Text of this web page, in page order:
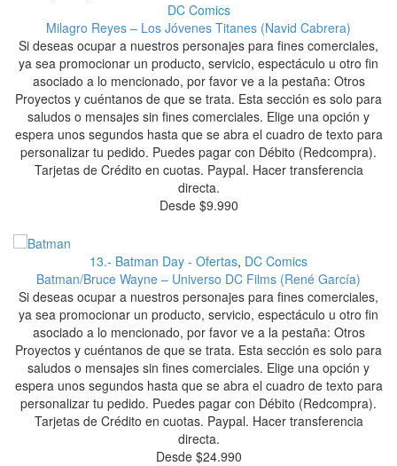
DC Comics
Milagro Reyes – Los Jóvenes Titanes (Navid Cabrera)
Si deseas ocupar a nuestros personajes para fines comerciales,
ya sea promocionar un producto, servicio, espectáculo u otro fin
asociado a lo mencionado, por favor ve a la pestaña: Otros
Proyectos y cuéntanos de que se trata. Esta sección es solo para
saludos o mensajes sin fines comerciales. Elige una opción y
espera unos segundos hasta que se abra el cuadro de texto para
personalizar tu pedido. Puedes pagar con Débito (Redcompra).
Tarjetas de Crédito en cuotas. Paypal. Hacer transferencia
directa.
Desde $9.990
13.- Batman Day - Ofertas, DC Comics
Batman/Bruce Wayne – Universo DC Films (René García)
Si deseas ocupar a nuestros personajes para fines comerciales,
ya sea promocionar un producto, servicio, espectáculo u otro fin
asociado a lo mencionado, por favor ve a la pestaña: Otros
Proyectos y cuéntanos de que se trata. Esta sección es solo para
saludos o mensajes sin fines comerciales. Elige una opción y
espera unos segundos hasta que se abra el cuadro de texto para
personalizar tu pedido. Puedes pagar con Débito (Redcompra).
Tarjetas de Crédito en cuotas. Paypal. Hacer transferencia
directa.
Desde $24.990